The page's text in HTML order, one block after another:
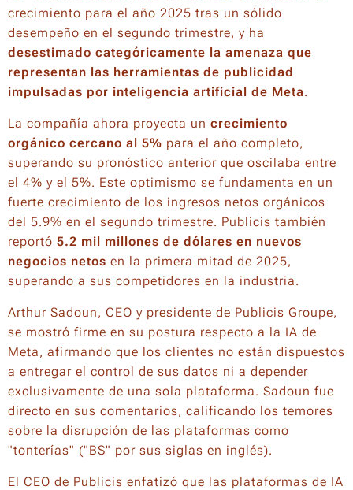
crecimiento para el año 2025 tras un sólido
desempeño en el segundo trimestre, y ha
desestimado categóricamente la amenaza que
representan las herramientas de publicidad
impulsadas por inteligencia artificial de Meta.
La compañía ahora proyecta un crecimiento
orgánico cercano al 5% para el año completo,
superando su pronóstico anterior que oscilaba entre
el 4% y el 5%. Este optimismo se fundamenta en un
fuerte crecimiento de los ingresos netos orgánicos
del 5.9% en el segundo trimestre. Publicis también
reportó 5.2 mil millones de dólares en nuevos
negocios netos en la primera mitad de 2025,
superando a sus competidores en la industria.
Arthur Sadoun, CEO y presidente de Publicis Groupe,
se mostró firme en su postura respecto a la IA de
Meta, afirmando que los clientes no están dispuestos
a entregar el control de sus datos ni a depender
exclusivamente de una sola plataforma. Sadoun fue
directo en sus comentarios, calificando los temores
sobre la disrupción de las plataformas como
"tonterías" ("BS" por sus siglas en inglés).
El CEO de Publicis enfatizó que las plataformas de IA